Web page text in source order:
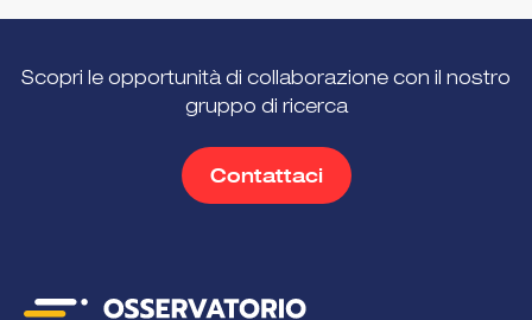
Scopri le opportunità di collaborazione con il nostro
gruppo di ricerca
Contattaci